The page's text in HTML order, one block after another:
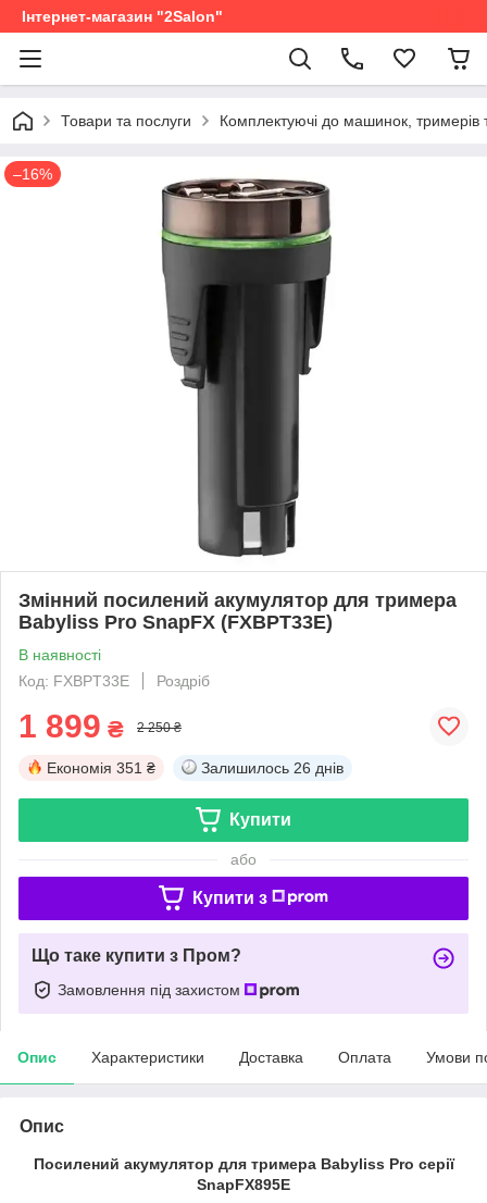
Інтернет-магазин "2Salon"
Товари та послуги Комплектуючі до машинок, тримерів
–16%
Змінний посилений акумулятор для тримера
Babyliss Pro SnapFX (FXBPT33E)
В наявності
Код: FXBPT33E
Роздріб
1 899 ₴ 2 250 ₴
Економія 351 ₴ Залишилось 26 днів
Купити
або
Купити з
Що таке купити з Пром?
Замовлення під захистом
Опис Характеристики Доставка Оплата Умови
Опис
Посилений акумулятор для тримера Babyliss Pro серії
SnapFX895E